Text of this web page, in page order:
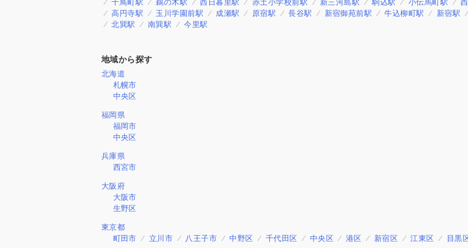
千鳥町駅
鵜の木駅 西日暮里駅 赤土小学校前駅 新三河島駅 駒込駅 小伝馬町駅
高円寺駅
玉川学園前駅 成瀬駅 原宿駅 長谷駅 新宿御苑前駅 牛込柳町駅 新宿駅
北巽駅
南巽駅 今里駅
地域から探す
北海道
札幌市
中央区
福岡県
福岡市
中央区
兵庫県
西宮市
大阪府
大阪市
生野区
東京都
町田市
立川市 八王子市 中野区 千代田区 中央区 港区 新宿区 江東区 目黒